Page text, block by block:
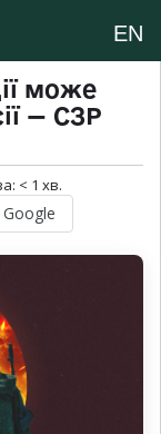
EN
може
— СЗР
< 1 хв.